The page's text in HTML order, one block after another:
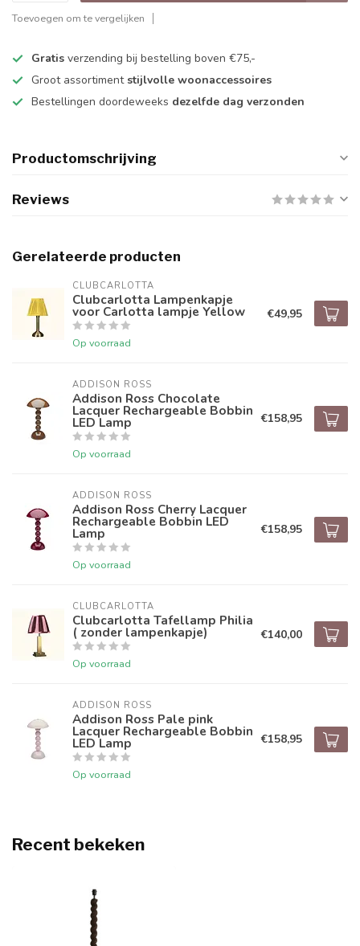
Toevoegen om te vergelijken
Gratis verzending bij bestelling boven €75,-
Groot assortiment stijlvolle woonaccessoires
Bestellingen doordeweeks dezelfde dag verzonden
Productomschrijving
Reviews
Gerelateerde producten
CLUBCARLOTTA
Clubcarlotta Lampenkapje
voor Carlotta lampje Yellow
Op voorraad
€49,95
ADDISON ROSS
Addison Ross Chocolate
Lacquer Rechargeable Bobbin
LED Lamp
Op voorraad
€158,95
ADDISON ROSS
Addison Ross Cherry Lacquer
Rechargeable Bobbin LED
Lamp
Op voorraad
€158,95
CLUBCARLOTTA
Clubcarlotta Tafellamp Philia
( zonder lampenkapje)
Op voorraad
€140,00
ADDISON ROSS
Addison Ross Pale pink
Lacquer Rechargeable Bobbin
LED Lamp
Op voorraad
€158,95
Recent bekeken